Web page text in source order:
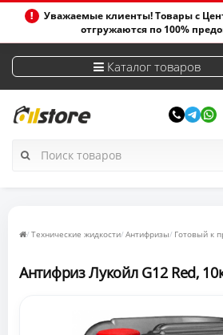
Уважаемые клиенты! Товары с
отгружаются по 100%
Каталог товаров
Технические жидкости Антифризы Готовый к
Антифриз Лукойл G12 Red,